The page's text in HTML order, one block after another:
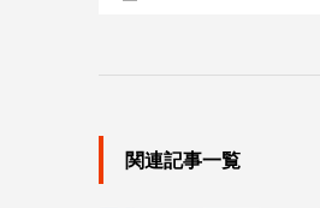
関連記事一覧